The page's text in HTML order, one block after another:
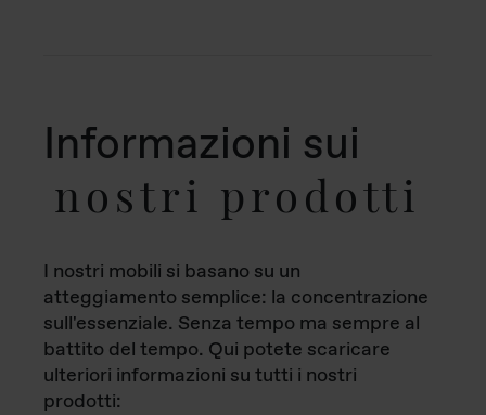
Informazioni sui
nostri prodotti
I nostri mobili si basano su un
atteggiamento semplice: la concentrazione
sull'essenziale. Senza tempo ma sempre al
battito del tempo. Qui potete scaricare
ulteriori informazioni su tutti i nostri
prodotti: